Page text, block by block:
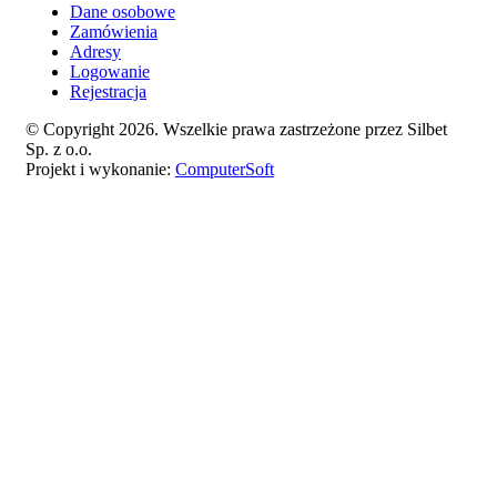
Dane osobowe
Zamówienia
Adresy
Logowanie
Rejestracja
© Copyright 2026. Wszelkie prawa zastrzeżone przez Silbet
Sp. z o.o.
Projekt i wykonanie: ComputerSoft